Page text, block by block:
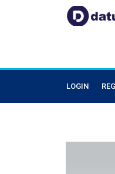
LOGIN